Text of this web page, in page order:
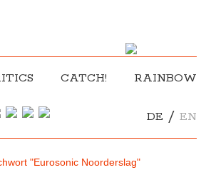
CATCH! RAINBOW
DE / EN
"Eurosonic Noorderslag"